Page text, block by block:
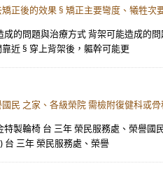
正後的效果 § 矯正主要彎度、犧牲次
成的問題與治療方式 背架可能造成的
近 § 穿上背架後，軀幹可能更
民 之家、各級榮院 需檢附復健科或
特製輪椅 台 三年 榮民服務處、榮譽
台 三年 榮民服務處、榮譽